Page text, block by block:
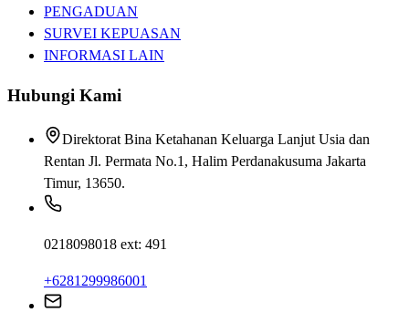
PENGADUAN
SURVEI KEPUASAN
INFORMASI LAIN
Hubungi Kami
Direktorat Bina Ketahanan Keluarga Lanjut Usia dan
Rentan Jl. Permata No.1, Halim Perdanakusuma Jakarta
Timur, 13650.
0218098018 ext: 491
+6281299986001